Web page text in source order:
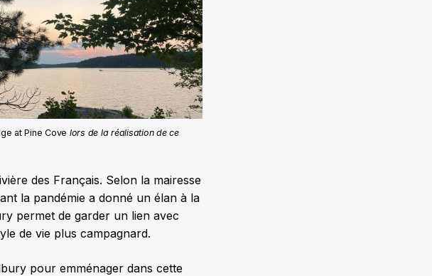
at Pine Cove lors de la réalisation de ce
des Français. Selon la mairesse
la pandémie a donné un élan à la
permet de garder un lien avec
de vie plus campagnard.
pour emménager dans cette